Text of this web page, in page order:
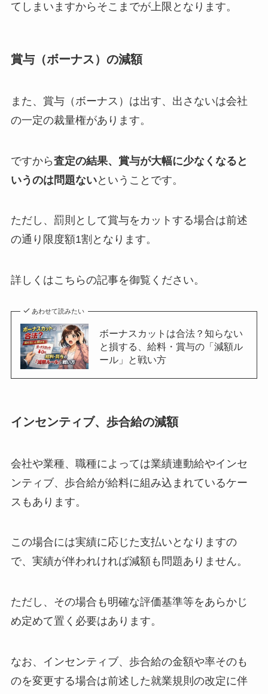
てしまいますからそこまでが上限となります。
賞与（ボーナス）の減額
また、賞与（ボーナス）は出す、出さないは会社
の一定の裁量権があります。
ですから査定の結果、賞与が大幅に少なくなると
いうのは問題ないということです。
ただし、罰則として賞与をカットする場合は前述
の通り限度額1割となります。
詳しくはこちらの記事を御覧ください。
あわせて読みたい
ボーナスカットは合法？知らない
と損する、給料・賞与の「減額ル
ール」と戦い方
インセンティブ、歩合給の減額
会社や業種、職種によっては業績連動給やインセ
ンティブ、歩合給が給料に組み込まれているケー
スもあります。
この場合には実績に応じた支払いとなりますの
で、実績が伴われければ減額も問題ありません。
ただし、その場合も明確な評価基準等をあらかじ
め定めて置く必要はあります。
なお、インセンティブ、歩合給の金額や率そのも
のを変更する場合は前述した就業規則の改定に伴